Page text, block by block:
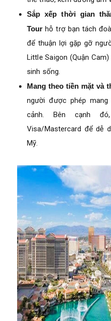
Sắp xếp thời gian
Tour hỗ trợ bạn tách
để thuận lợi gặp gỡ
Little Saigon (Quận
sinh sống.
Mang theo tiền mặt và
người được phép
cảnh. Bên cạnh
Visa/Mastercard để dễ
Mỹ.